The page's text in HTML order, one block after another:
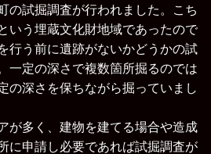
の試掘調査が行われました。
こち
いう埋蔵文化財地域であったので
行う前に遺跡がないかどうかの試
一定の深さで複数箇所掘るのでは
の深さを保ちながら掘っていまし
が多く、建物を建てる場合や造成
に申請し必要であれば試掘調査が